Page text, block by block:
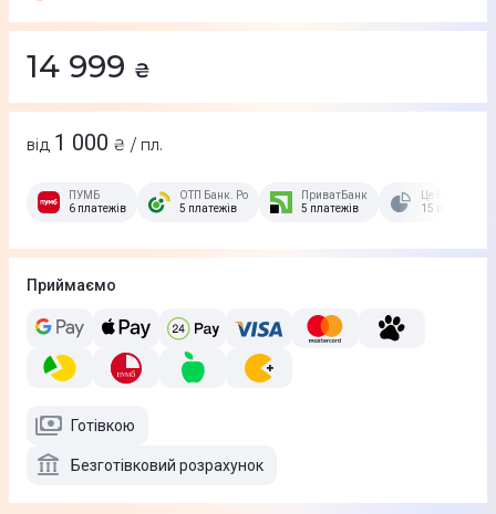
14 999 ₴
від 1 000 ₴ / пл.
ПУМБ
6 платежів
ОТП Банк. Розстрочка Скибочка.
5 платежів
ПриватБанк
5 платежів
Це Розстрочка
15 платежів
Приймаємо
Готівкою
Безготівковий розрахунок